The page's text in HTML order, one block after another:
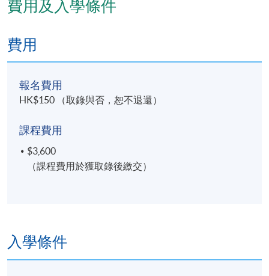
費用及入學條件
費用
報名費用
HK$150 （取錄與否，恕不退還）
課程費用
$3,600
（課程費用於獲取錄後繳交）
入學條件